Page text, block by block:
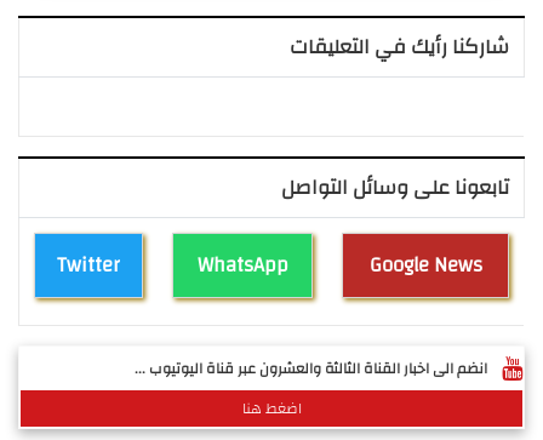
شاركنا رأيك في التعليقات
تابعونا على وسائل التواصل
Twitter WhatsApp Google News
انضم الى اخبار القناة الثالثة والعشرون عبر قناة اليوتيوب ...
اضغط هنا